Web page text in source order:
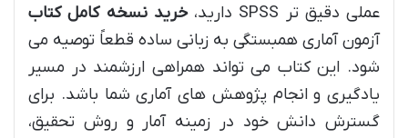
عملی دقیق تر SPSS دارید،
خرید نسخه کامل کتاب
آزمون آماری همبستگی به زبانی ساده قطعاً توصیه می
شود. این کتاب می تواند همراهی ارزشمند در مسیر
یادگیری و انجام پژوهش های آماری شما باشد. برای
گسترش دانش خود در زمینه آمار و روش تحقیق،